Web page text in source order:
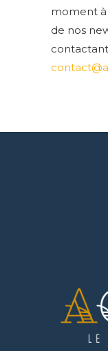
moment
de nos